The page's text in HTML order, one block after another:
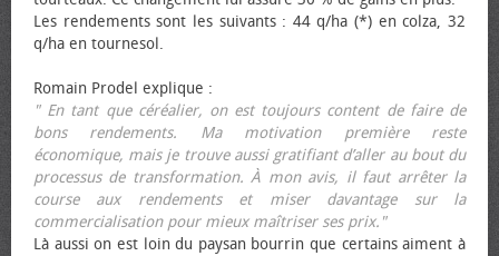
Les rendements sont les suivants : 44 q/ha (*) en colza, 32
q/ha en tournesol.
Romain Prodel explique :
" En tant que céréalier, on est toujours content de faire de
bons rendements. Ma motivation première reste
économique, mais je trouve aussi gratifiant d’aller au bout du
processus de transformation. À mon avis, il faut arrêter la
course aux rendements et miser davantage sur la
commercialisation pour mieux maîtriser ses prix."
Là aussi on est loin du paysan bourrin que certains aiment à